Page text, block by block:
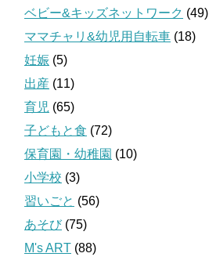
ベビー&キッズネットワーク (49)
ママチャリ&幼児用自転車 (18)
妊娠 (5)
出産 (11)
育児 (65)
子どもと食 (72)
保育園・幼稚園 (10)
小学校 (3)
習いごと (56)
あそび(75)
M's ART (88)